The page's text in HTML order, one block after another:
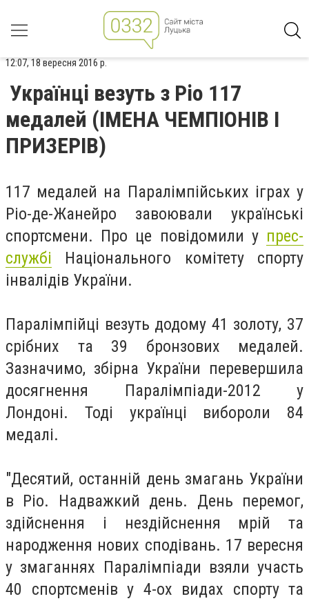
12:07, 18 вересня 2016 р.
Українці везуть з Ріо 117
медалей (ІМЕНА ЧЕМПІОНІВ І
ПРИЗЕРІВ)
117 медалей на Паралімпійських іграх у
Ріо-де-Жанейро завоювали українські
спортсмени. Про це повідомили у прес-
службі Національного комітету спорту
інвалідів України.
Паралімпійці везуть додому 41 золоту, 37
срібних та 39 бронзових медалей.
Зазначимо, збірна України перевершила
досягнення Паралімпіади-2012 у
Лондоні. Тоді українці вибороли 84
медалі.
"Десятий, останній день змагань України
в Ріо. Надважкий день. День перемог,
здійснення і нездійснення мрій та
народження нових сподівань. 17 вересня
у змаганнях Паралімпіади взяли участь
40 спортсменів у 4-ох видах спорту та